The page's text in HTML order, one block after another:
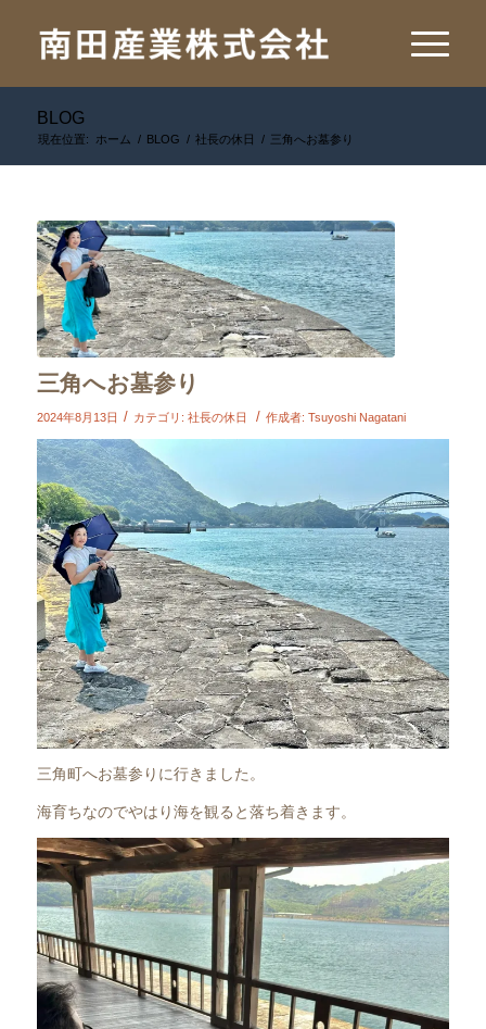
BLOG
現在位置: ホーム / BLOG / 社長の休日 / 三角へお墓参り
三角へお墓参り
2024年8月13日 / カテゴリ: 社長の休日 / 作成者: Tsuyoshi Nagatani
三角町へお墓参りに行きました。
海育ちなのでやはり海を観ると落ち着きます。